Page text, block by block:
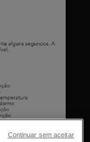
Continuar sem aceitar